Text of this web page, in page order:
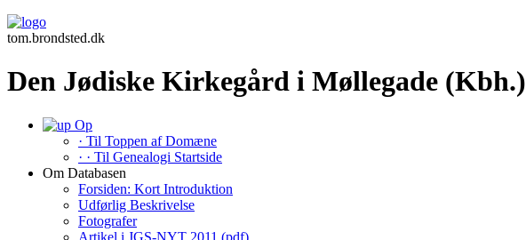
tom.brondsted.dk
Den Jødiske Kirkegård i Møllegade (Kbh.)
Op
· Til Toppen af Domæne
· · Til Genealogi Startside
Om Databasen
Forsiden: Kort Introduktion
Udførlig Beskrivelse
Fotografer
Artikel i JGS-NYT 2011 (pdf)